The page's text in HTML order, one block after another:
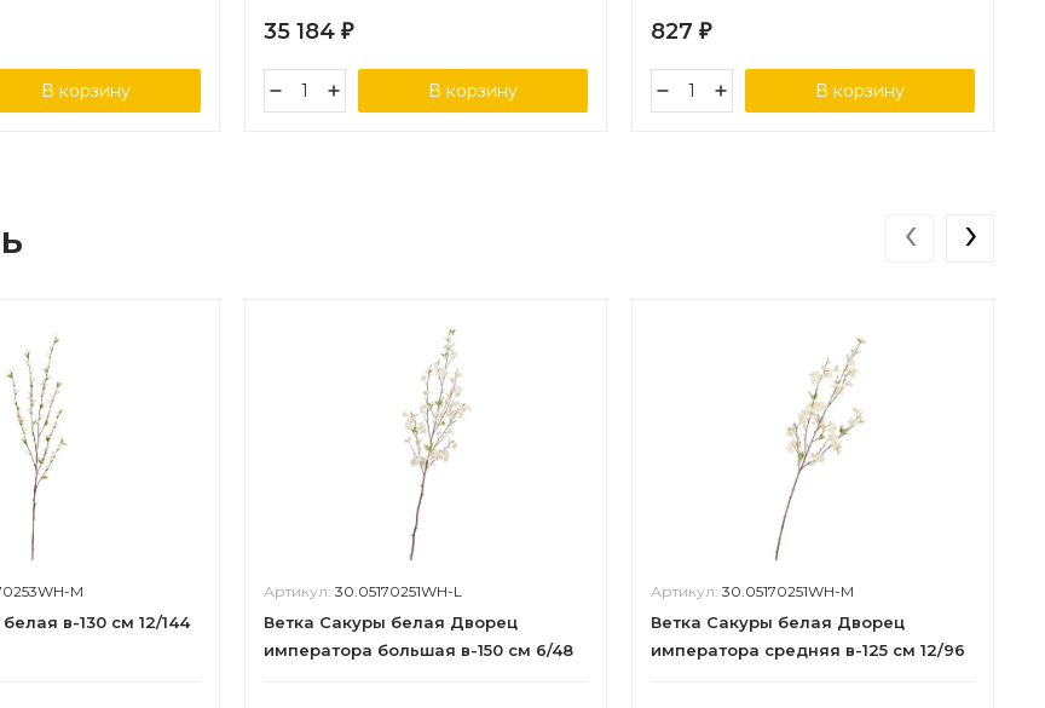
В корзину
35 184 ₽
В корзину
827 ₽
В корзину
M
в-130 см 12/144
Артикул: 30.05170251WH-L
Ветка Сакуры белая Дворец
императора большая в-150 см 6/48
Артикул: 30.05170251WH-M
Ветка Сакуры белая Дворец
императора средняя в-125 см 12/96
‹ ›